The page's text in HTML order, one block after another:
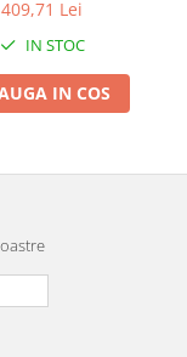
409,71 Lei
IN STOC
IN COS